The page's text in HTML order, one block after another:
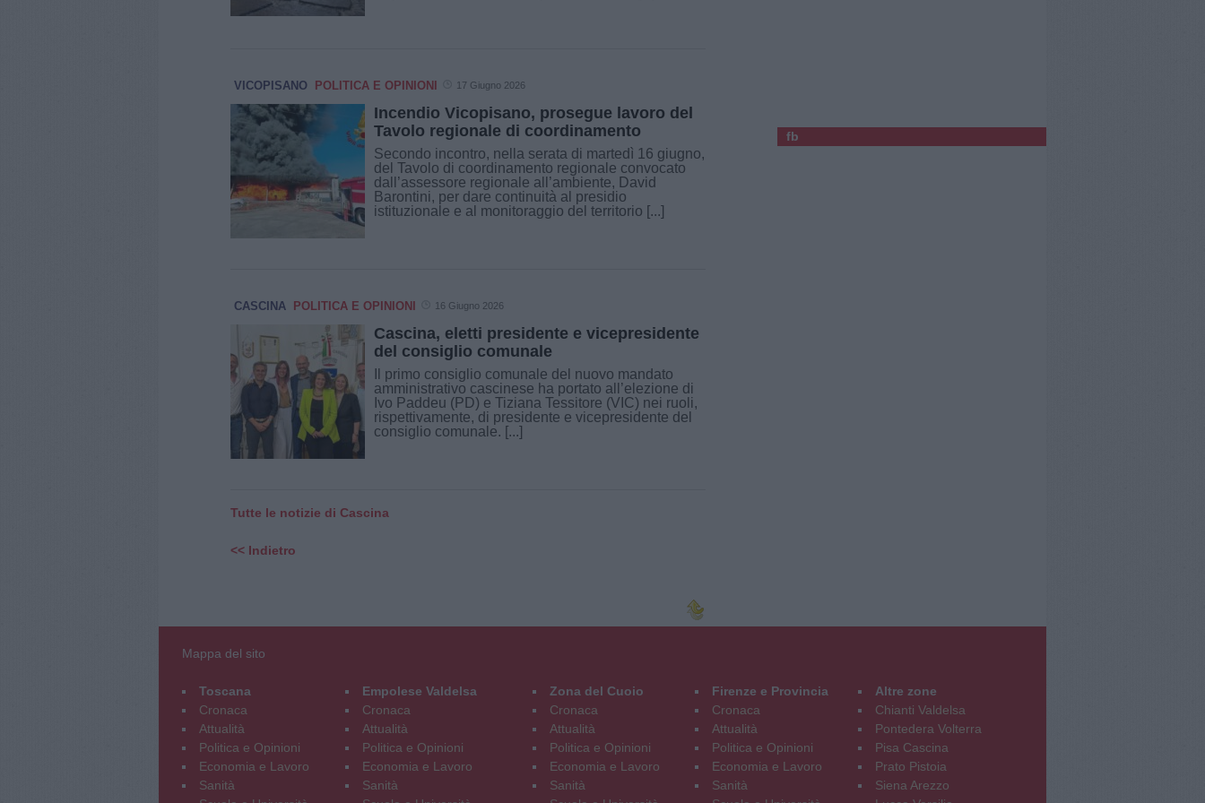
VICOPISANO POLITICA E OPINIONI 17 Giugno 2026
Incendio Vicopisano, prosegue lavoro del
Tavolo regionale di coordinamento
Secondo incontro, nella serata di martedì 16 giugno,
del Tavolo di coordinamento regionale convocato
dall’assessore regionale all’ambiente, David
Barontini, per dare continuità al presidio
istituzionale e al monitoraggio del territorio [...]
CASCINA POLITICA E OPINIONI 16 Giugno 2026
Cascina, eletti presidente e vicepresidente
del consiglio comunale
Il primo consiglio comunale del nuovo mandato
amministrativo cascinese ha portato all’elezione di
Ivo Paddeu (PD) e Tiziana Tessitore (VIC) nei ruoli,
rispettivamente, di presidente e vicepresidente del
consiglio comunale. [...]
Tutte le notizie di Cascina
<< Indietro
fb
Mappa del sito
Toscana
Cronaca
Attualità
Politica e Opinioni
Economia e Lavoro
Sanità
Empolese Valdelsa
Cronaca
Attualità
Politica e Opinioni
Economia e Lavoro
Sanità
Zona del Cuoio
Cronaca
Attualità
Politica e Opinioni
Economia e Lavoro
Sanità
Firenze e Provincia
Cronaca
Attualità
Politica e Opinioni
Economia e Lavoro
Sanità
Altre zone
Chianti Valdelsa
Pontedera Volterra
Pisa Cascina
Prato Pistoia
Siena Arezzo